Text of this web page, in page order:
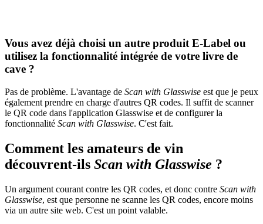
Vous avez déjà choisi un autre produit E-Label ou
utilisez la fonctionnalité intégrée de votre livre de
cave ?
Pas de problème. L'avantage de Scan with Glasswise est que je peux
également prendre en charge d'autres QR codes. Il suffit de scanner
le QR code dans l'application Glasswise et de configurer la
fonctionnalité Scan with Glasswise. C'est fait.
Comment les amateurs de vin
découvrent-ils Scan with Glasswise ?
Un argument courant contre les QR codes, et donc contre Scan with
Glasswise, est que personne ne scanne les QR codes, encore moins
via un autre site web. C'est un point valable.